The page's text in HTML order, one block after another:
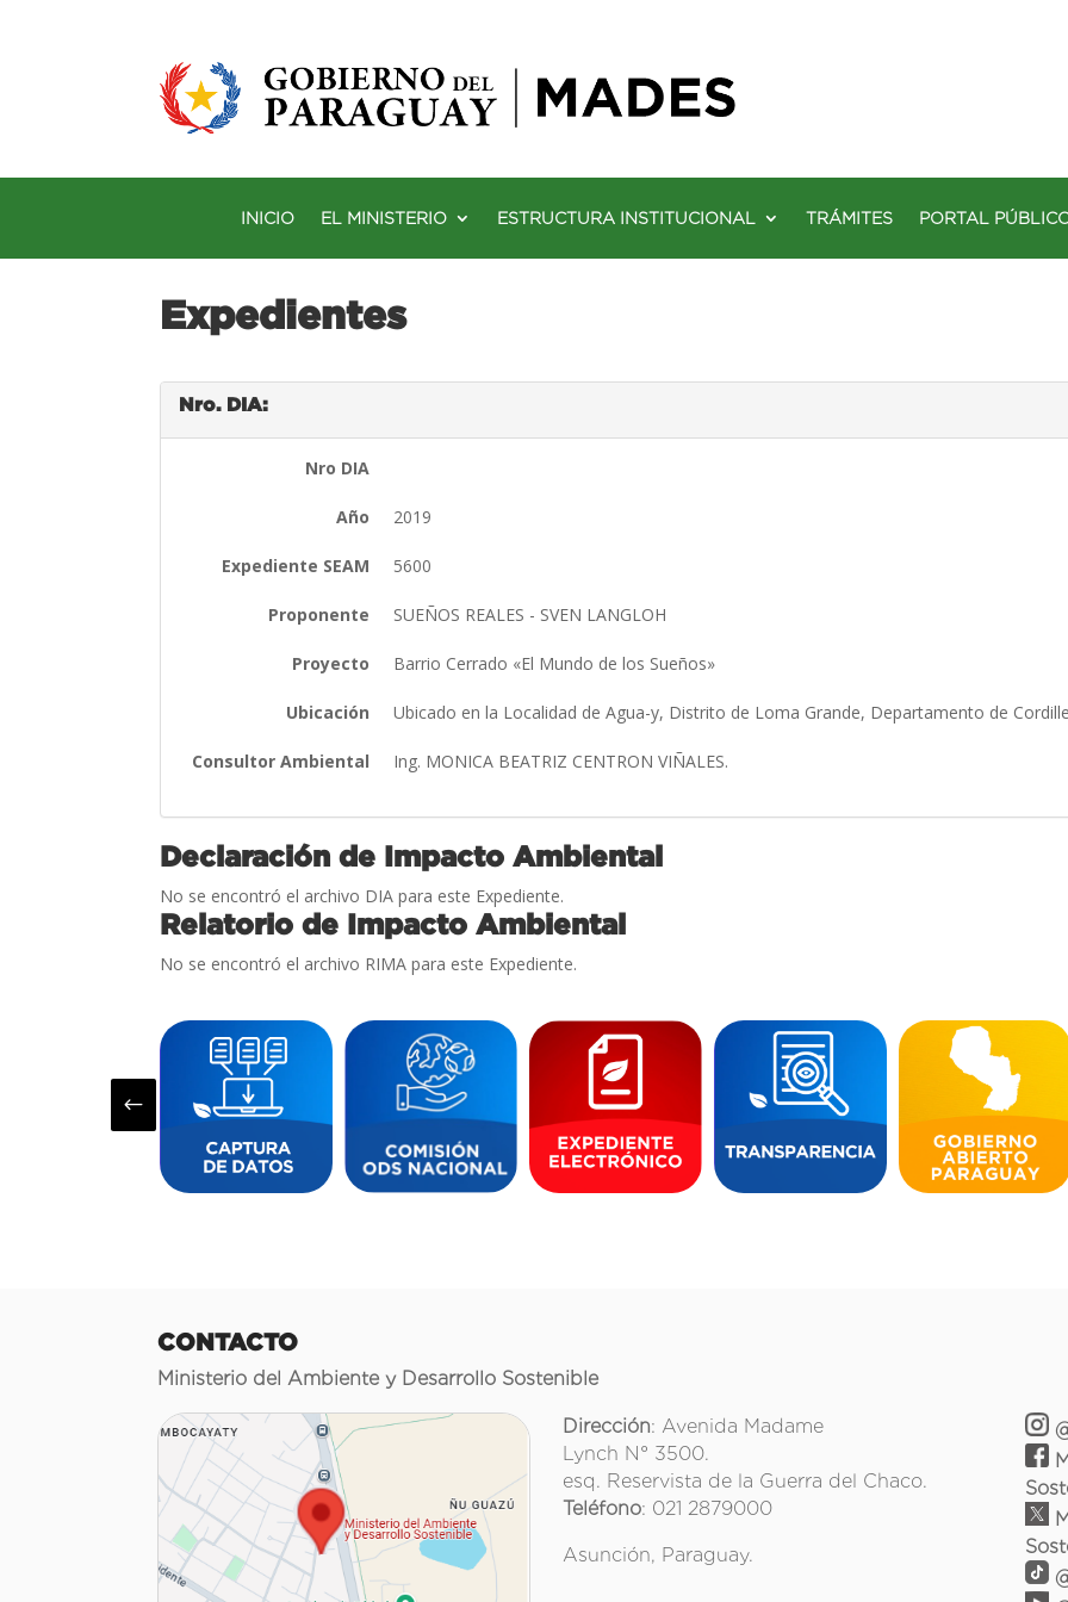
INICIO EL MINISTERIO ESTRUCTURA INSTITUCIONAL TRÁMITES PORTAL
Expedientes
Nro. DIA:
Nro DIA
Año 2019
Expediente SEAM 5600
Proponente SUEÑOS REALES - SVEN LANGLOH
Proyecto Barrio Cerrado «El Mundo de los Sueños»
Ubicación Ubicado en la Localidad de Agua-y, Distrito de Loma Grande, Departamento de
Consultor Ambiental Ing. MONICA BEATRIZ CENTRON VIÑALES.
Declaración de Impacto Ambiental
No se encontró el archivo DIA para este Expediente.
Relatorio de Impacto Ambiental
No se encontró el archivo RIMA para este Expediente.
#
CONTACTO
Ministerio del Ambiente y Desarrollo Sostenible
Dirección: Avenida Madame
Lynch N° 3500.
esq. Reservista de la Guerra del Chaco.
Teléfono: 021 2879000
Asunción, Paraguay.